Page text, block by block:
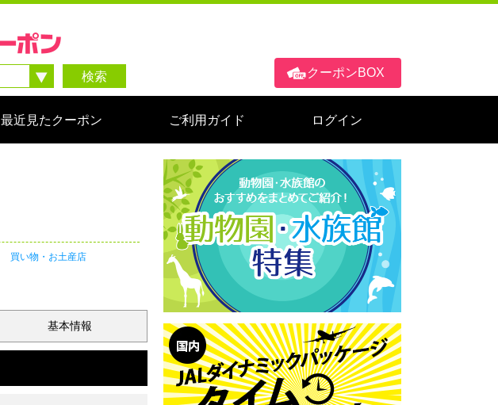
クーポンBOX
検索
最近見たクーポン ご利用ガイド ログイン
買い物・お土産店
基本情報